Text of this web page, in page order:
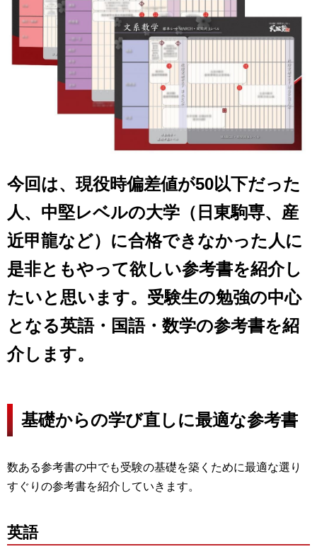
今回は、現役時偏差値が50以下だった
人、中堅レベルの大学（日東駒専、産
近甲龍など）に合格できなかった人に
是非ともやって欲しい参考書を紹介し
たいと思います。受験生の勉強の中心
となる英語・国語・数学の参考書を紹
介します。
基礎からの学び直しに最適な参考書
数ある参考書の中でも受験の基礎を築くために最適な選り
すぐりの参考書を紹介していきます。
英語